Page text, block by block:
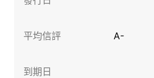
平均信評 A-
到期日